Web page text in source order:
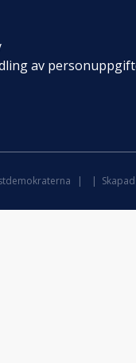
av